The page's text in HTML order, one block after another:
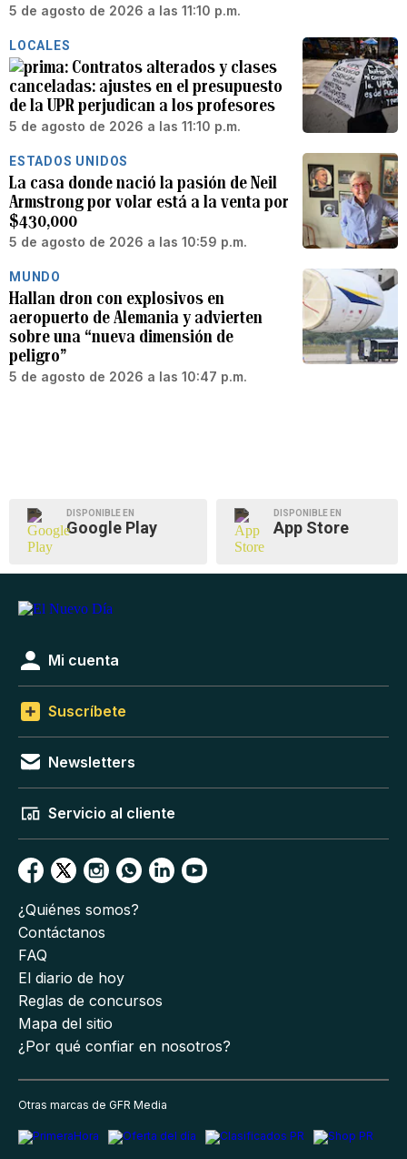
5 de agosto de 2026 a las 11:10 p.m.
LOCALES
Contratos alterados y clases
canceladas: ajustes en el presupuesto
de la UPR perjudican a los profesores
5 de agosto de 2026 a las 11:10 p.m.
ESTADOS UNIDOS
La casa donde nació la pasión de Neil
Armstrong por volar está a la venta por
$430,000
5 de agosto de 2026 a las 10:59 p.m.
MUNDO
Hallan dron con explosivos en
aeropuerto de Alemania y advierten
sobre una “nueva dimensión de
peligro”
5 de agosto de 2026 a las 10:47 p.m.
DISPONIBLE EN
Google Play
DISPONIBLE EN
App Store
Mi cuenta
Suscríbete
Newsletters
Servicio al cliente
¿Quiénes somos?
Contáctanos
FAQ
El diario de hoy
Reglas de concursos
Mapa del sitio
¿Por qué confiar en nosotros?
Otras marcas de GFR Media